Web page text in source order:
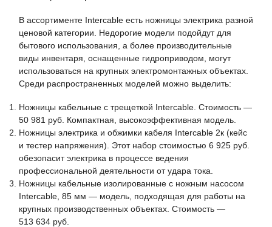
В ассортименте Intercable есть ножницы электрика разной
ценовой категории. Недорогие модели подойдут для
бытового использования, а более производительные
виды инвентаря, оснащенные гидроприводом, могут
использоваться на крупных электромонтажных объектах.
Среди распространенных моделей можно выделить:
Ножницы кабельные с трещеткой Intercable. Стоимость —
50 981 руб. Компактная, высокоэффективная модель.
Ножницы электрика и обжимки кабеля Intercable 2к (кейс
и тестер напряжения). Этот набор стоимостью 6 925 руб.
обезопасит электрика в процессе ведения
профессиональной деятельности от удара тока.
Ножницы кабельные изолированные с ножным насосом
Intercable, 85 мм — модель, подходящая для работы на
крупных производственных объектах. Стоимость —
513 634 руб.